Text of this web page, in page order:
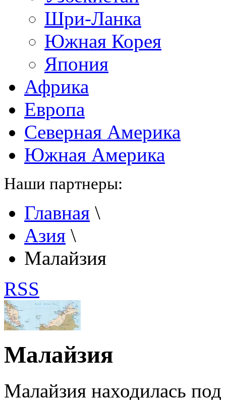
Шри-Ланка
Южная Корея
Япония
Африка
Европа
Северная Америка
Южная Америка
Наши партнеры:
Главная \
Азия \
Малайзия
RSS
Малайзия
Малайзия находилась